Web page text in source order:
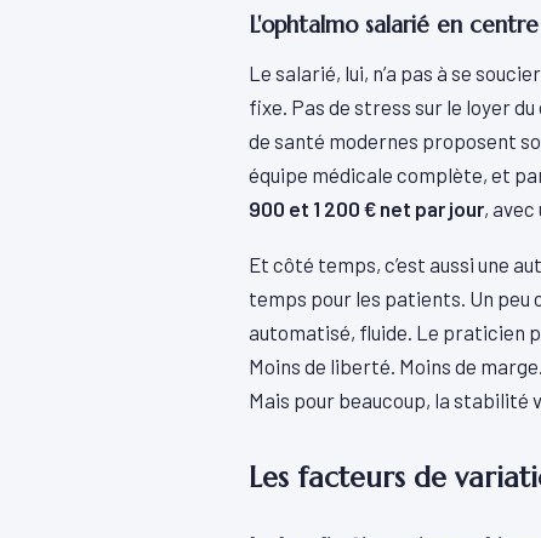
L'ophtalmo salarié en
Le salarié, lui, n’a pas à se
fixe. Pas de stress sur le loyer
de santé modernes proposent
équipe médicale complète, et
900 et 1 200 € net par jour, avec
Et côté temps, c’est aussi une
temps pour les patients. Un
automatisé, fluide. Le praticien
Moins de liberté. Moins de
Mais pour beaucoup, la stabilité
Les facteurs de